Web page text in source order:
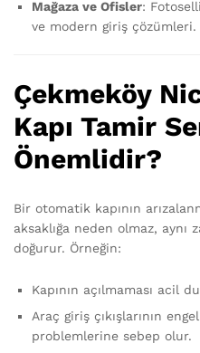
Mağaza ve Ofisler:
ve modern giriş çözümleri.
Çekmeköy
Kapı Tamir
Önemlidir?
Bir otomatik kapının
aksaklığa neden olmaz, aynı
doğurur. Örneğin:
Kapının açılmaması acil
Araç giriş çıkışlarının
problemlerine sebep olur.